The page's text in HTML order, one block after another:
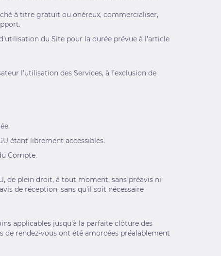
à titre gratuit ou onéreux, commercialiser,
du Site pour la durée prévue à l’article
l’utilisation des Services, à l’exclusion de
étant librement accessibles.
Compte.
de plein droit, à tout moment, sans préavis ni
de réception, sans qu'il soit nécessaire
applicables jusqu’à la parfaite clôture des
rendez-vous ont été amorcées préalablement